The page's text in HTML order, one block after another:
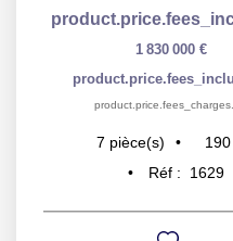
1 830 000 €
7 pièce(s) 190
Réf :
1629